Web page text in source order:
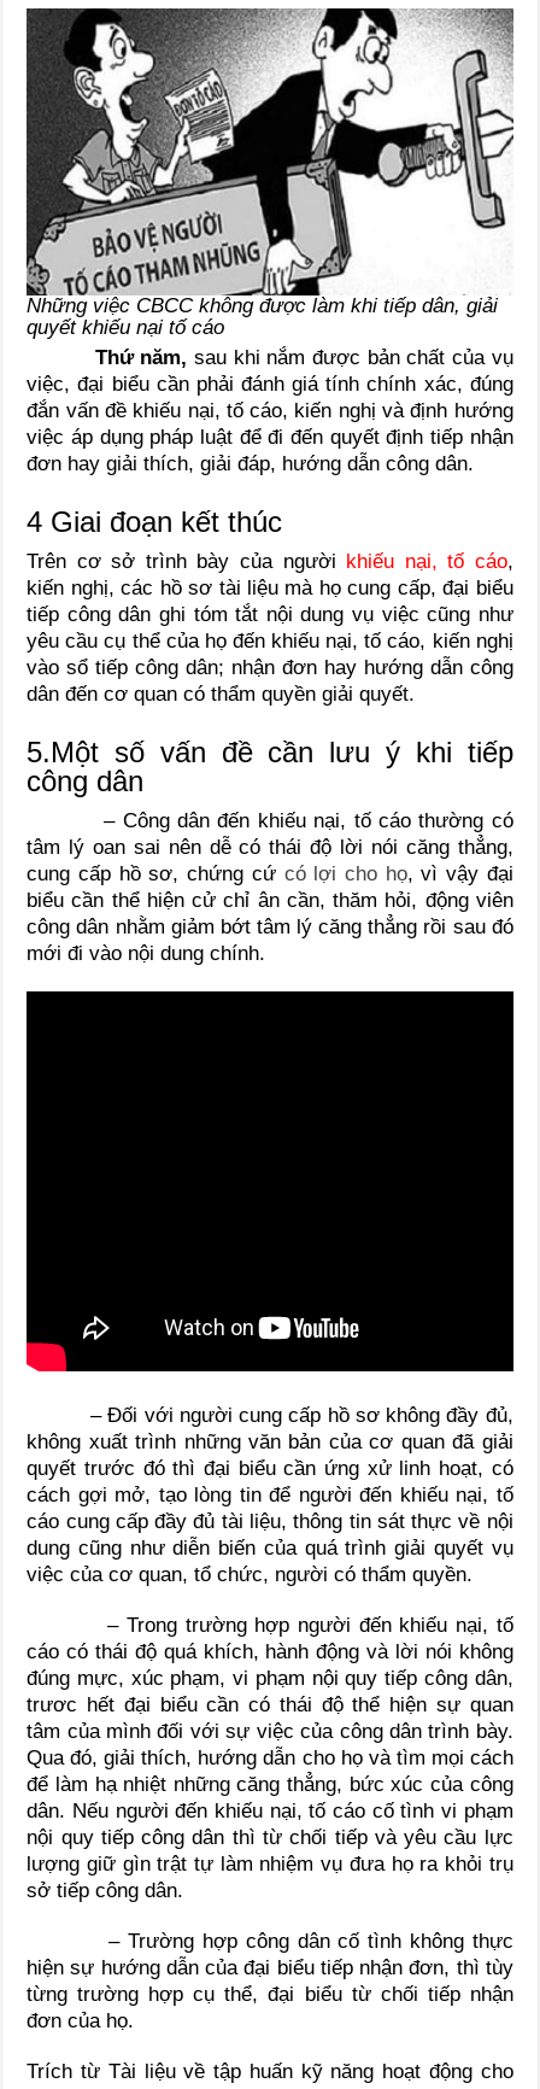
Những việc CBCC không được làm khi tiếp dân, giải
quyết khiếu nại tố cáo
Thứ năm, sau khi nắm được bản chất của vụ
việc, đại biểu cần phải đánh giá tính chính xác, đúng
đắn vấn đề khiếu nại, tố cáo, kiến nghị và định hướng
việc áp dụng pháp luật để đi đến quyết định tiếp nhận
đơn hay giải thích, giải đáp, hướng dẫn công dân.
4 Giai đoạn kết thúc
Trên cơ sở trình bày của người khiếu nại, tố cáo,
kiến nghị, các hồ sơ tài liệu mà họ cung cấp, đại biểu
tiếp công dân ghi tóm tắt nội dung vụ việc cũng như
yêu cầu cụ thể của họ đến khiếu nại, tố cáo, kiến nghị
vào sổ tiếp công dân; nhận đơn hay hướng dẫn công
dân đến cơ quan có thẩm quyền giải quyết.
5.Một số vấn đề cần lưu ý khi tiếp
công dân
– Công dân đến khiếu nại, tố cáo thường có
tâm lý oan sai nên dễ có thái độ lời nói căng thẳng,
cung cấp hồ sơ, chứng cứ có lợi cho họ, vì vậy đại
biểu cần thể hiện cử chỉ ân cần, thăm hỏi, động viên
công dân nhằm giảm bớt tâm lý căng thẳng rồi sau đó
mới đi vào nội dung chính.
– Đối với người cung cấp hồ sơ không đầy đủ,
không xuất trình những văn bản của cơ quan đã giải
quyết trước đó thì đại biểu cần ứng xử linh hoạt, có
cách gợi mở, tạo lòng tin để người đến khiếu nại, tố
cáo cung cấp đầy đủ tài liệu, thông tin sát thực về nội
dung cũng như diễn biến của quá trình giải quyết vụ
việc của cơ quan, tổ chức, người có thẩm quyền.
– Trong trường hợp người đến khiếu nại, tố
cáo có thái độ quá khích, hành động và lời nói không
đúng mực, xúc phạm, vi phạm nội quy tiếp công dân,
trươc hết đại biểu cần có thái độ thể hiện sự quan
tâm của mình đối với sự việc của công dân trình bày.
Qua đó, giải thích, hướng dẫn cho họ và tìm mọi cách
để làm hạ nhiệt những căng thẳng, bức xúc của công
dân. Nếu người đến khiếu nại, tố cáo cố tình vi phạm
nội quy tiếp công dân thì từ chối tiếp và yêu cầu lực
lượng giữ gìn trật tự làm nhiệm vụ đưa họ ra khỏi trụ
sở tiếp công dân.
– Trường hợp công dân cố tình không thực
hiện sự hướng dẫn của đại biểu tiếp nhận đơn, thì tùy
từng trường hợp cụ thể, đại biểu từ chối tiếp nhận
đơn của họ.
Trích từ Tài liệu về tập huấn kỹ năng hoạt động cho